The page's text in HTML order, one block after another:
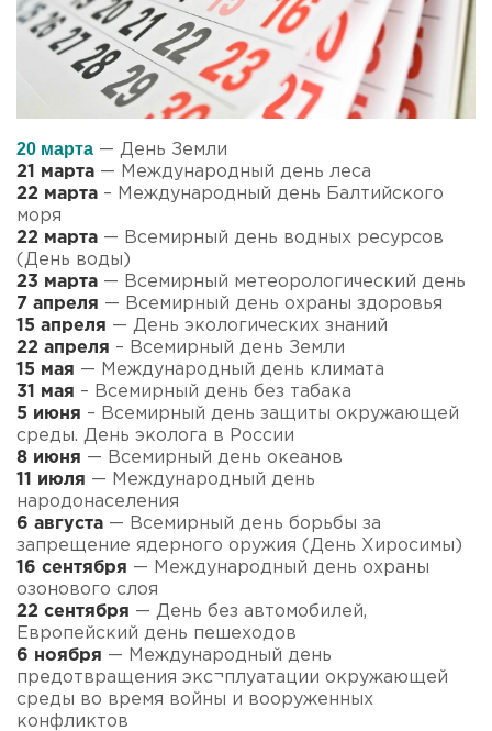
20 марта — День Земли
21 марта — Международный день леса
22 марта – Международный день Балтийского
моря
22 марта — Всемирный день водных ресурсов
(День воды)
23 марта — Всемирный метеорологический день
7 апреля — Всемирный день охраны здоровья
15 апреля — День экологических знаний
22 апреля – Всемирный день Земли
15 мая — Международный день климата
31 мая – Всемирный день без табака
5 июня – Всемирный день защиты окружающей
среды. День эколога в России
8 июня — Всемирный день океанов
11 июля — Международный день
народонаселения
6 августа — Всемирный день борьбы за
запрещение ядерного оружия (День Хиросимы)
16 сентября — Международный день охраны
озонового слоя
22 сентября — День без автомобилей,
Европейский день пешеходов
6 ноября — Международный день
предотвращения экс¬плуатации окружающей
среды во время войны и вооруженных
конфликтов